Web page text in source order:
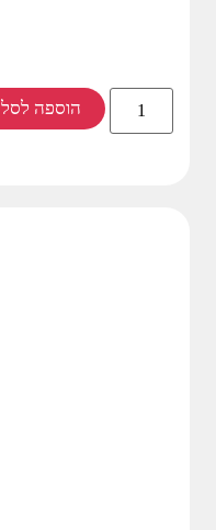
הוספה לסל